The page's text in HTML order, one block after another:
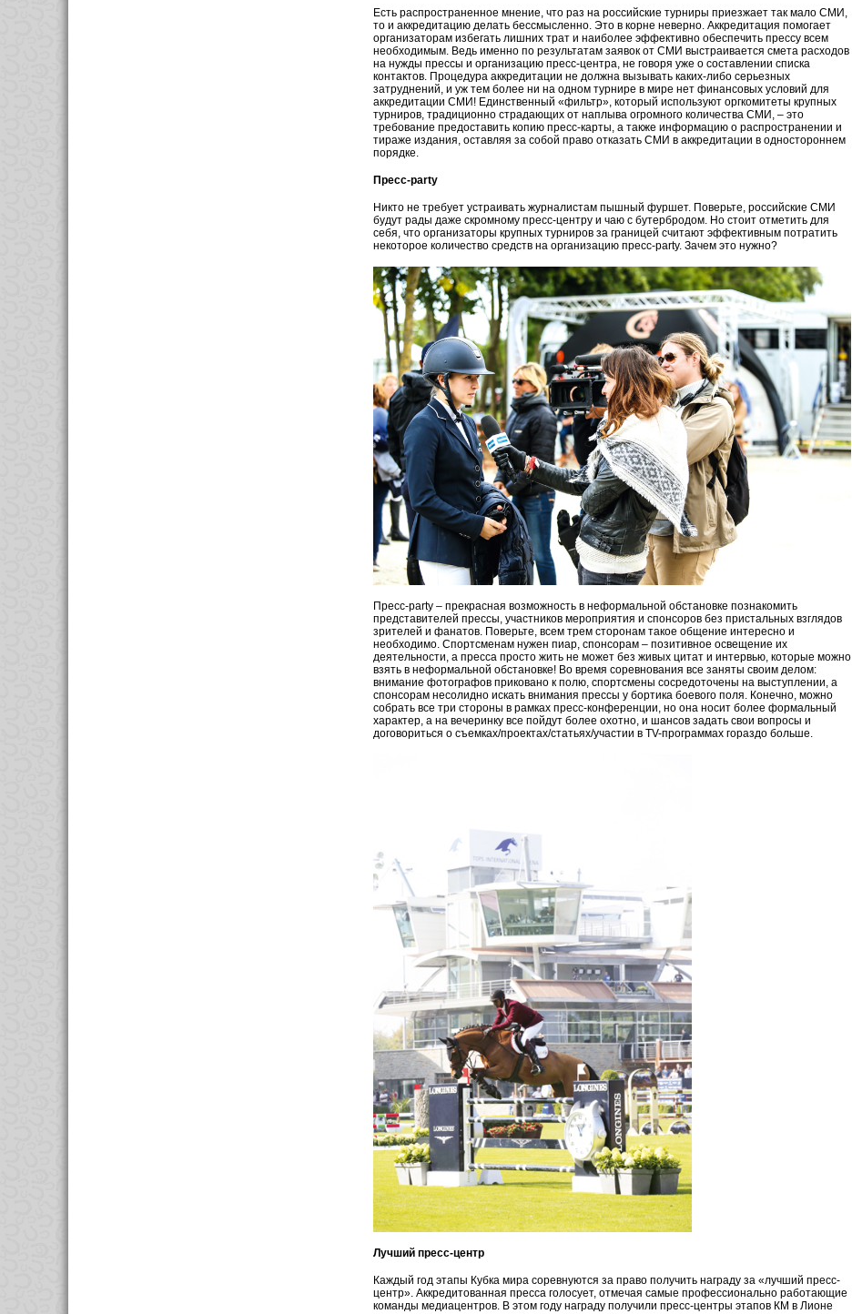
Есть распространенное мнение, что раз на российские турниры приезжает так мало СМИ,
то и аккредитацию делать бессмысленно. Это в корне неверно. Аккредитация помогает
организаторам избегать лишних трат и наиболее эффективно обеспечить прессу всем
необходимым. Ведь именно по результатам заявок от СМИ выстраивается смета расходов
на нужды прессы и организацию пресс-центра, не говоря уже о составлении списка
контактов. Процедура аккредитации не должна вызывать каких-либо серьезных
затруднений, и уж тем более ни на одном турнире в мире нет финансовых условий для
аккредитации СМИ! Единственный «фильтр», который используют оргкомитеты крупных
турниров, традиционно страдающих от наплыва огромного количества СМИ, – это
требование предоставить копию пресс-карты, а также информацию о распространении и
тираже издания, оставляя за собой право отказать СМИ в аккредитации в одностороннем
порядке.
Пресс-party
Никто не требует устраивать журналистам пышный фуршет. Поверьте, российские СМИ
будут рады даже скромному пресс-центру и чаю с бутербродом. Но стоит отметить для
себя, что организаторы крупных турниров за границей считают эффективным потратить
некоторое количество средств на организацию пресс-party. Зачем это нужно?
Пресс-party – прекрасная возможность в неформальной обстановке познакомить
представителей прессы, участников мероприятия и спонсоров без пристальных взглядов
зрителей и фанатов. Поверьте, всем трем сторонам такое общение интересно и
необходимо. Спорт­сменам нужен пиар, спонсорам – позитивное освещение их
деятельности, а пресса просто жить не может без живых цитат и интервью, которые можно
взять в неформальной обстановке! Во время соревнования все заняты своим делом:
внимание фотографов приковано к полю, спортсмены сосредоточены на выступлении, а
спонсорам несолидно искать внимания прессы у бортика боевого поля. Конечно, можно
собрать все три стороны в рамках пресс-конференции, но она носит более формальный
характер, а на вечеринку все пойдут более охотно, и шансов задать свои вопросы и
договориться о съемках/проектах/статьях/участии в TV-программах гораздо больше.
Лучший пресс-центр
Каждый год этапы Кубка мира соревнуются за право получить награду за «лучший пресс-
центр». Аккредитованная пресса голосует, отмечая самые профессионально работающие
команды медиацентров. В этом году награду получили пресс-центры этапов КМ в Лионе